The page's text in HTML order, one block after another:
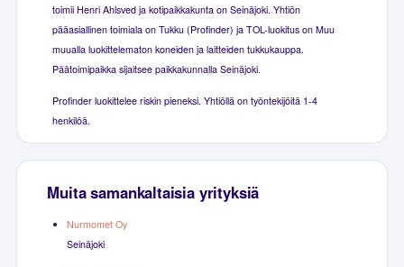
toimii Henri Ahlsved ja kotipaikkakunta on Seinäjoki. Yhtiön
pääasiallinen toimiala on Tukku (Profinder) ja TOL-luokitus on Muu
muualla luokittelematon koneiden ja laitteiden tukkukauppa.
Päätoimipaikka sijaitsee paikkakunnalla Seinäjoki.
Profinder luokittelee riskin pieneksi. Yhtiöllä on työntekijöitä 1-4
henkilöä.
Muita samankaltaisia yrityksiä
Nurmomet Oy
Seinäjoki